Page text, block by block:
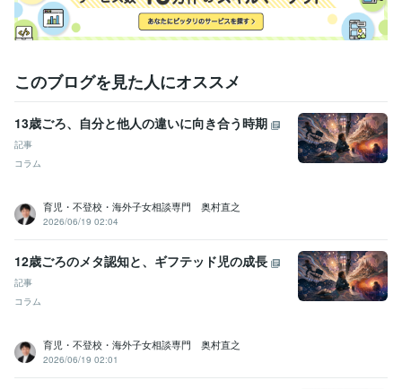
受賞歴
シードサックママのキャラ弁部門　銅賞
調理師 取得年 : 2002年
ワープロ検定2級 取得年 : 1999年
ビジネス・クリエイティブツール
Excel:3年
freee:3年
ChatGPT:3年
Word:3年Canva:0年
得意分野
心を解きほぐす「心の休憩所」 自分らしく歩
むための挑戦
暮らしと心の整え相談
このブログを見た人にオススメ
13歳ごろ、自分と他人の違いに向き合う時期
記事
コラム
育児・不登校・海外子女相談専門 奥村直之
2026/06/19 02:04
12歳ごろのメタ認知と、ギフテッド児の成長
記事
コラム
育児・不登校・海外子女相談専門 奥村直之
2026/06/19 02:01